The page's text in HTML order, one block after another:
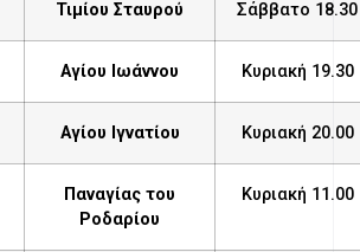
Τιμίου Σταυρού Σάββατο 18.30
Αγίου Ιωάννου Κυριακή 19.30
Αγίου Ιγνατίου Κυριακή 20.00
Παναγίας του
Ροδαρίου
Κυριακή 11.00